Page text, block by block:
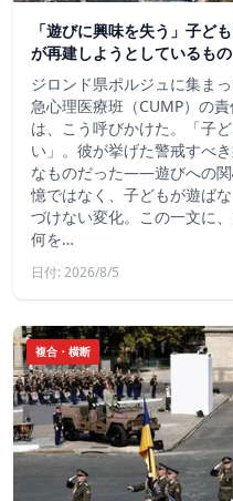
「遊びに興味を失う」子
が再建しようとしているもの
ジロンド県ポルジュに集ま
急心理医療班（CUMP）の
は、こう呼びかけた。「子
い」。彼が挙げた警戒すべ
なものだった――遊びへの関
憶ではなく、子どもが遊ば
づけない変化。この一文に
何を…
日付: 2026/8/5
複合・横断